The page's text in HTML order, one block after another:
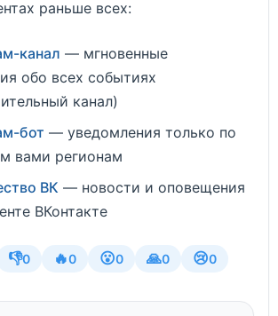
раньше всех:
канал — мгновенные
обо всех событиях
канал)
бот — уведомления только по
вами регионам
ВК — новости и оповещения
ВКонтакте
👎0 🔥0 😮0 🙏0 😢0